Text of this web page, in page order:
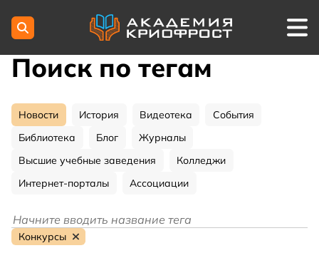
Поиск по тегам
Новости История Видеотека
События
Библиотека
Блог
Журналы
Высшие учебные заведения
Колледжи
Интернет-порталы
Ассоциации
Конкурсы